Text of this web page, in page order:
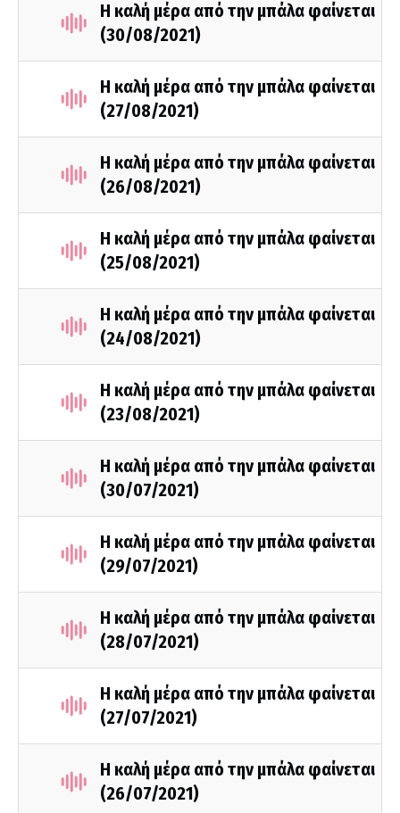
Η καλή μέρα από την μπάλα φαίνεται
(30/08/2021)
Η καλή μέρα από την μπάλα φαίνεται
(27/08/2021)
Η καλή μέρα από την μπάλα φαίνεται
(26/08/2021)
Η καλή μέρα από την μπάλα φαίνεται
(25/08/2021)
Η καλή μέρα από την μπάλα φαίνεται
(24/08/2021)
Η καλή μέρα από την μπάλα φαίνεται
(23/08/2021)
Η καλή μέρα από την μπάλα φαίνεται
(30/07/2021)
Η καλή μέρα από την μπάλα φαίνεται
(29/07/2021)
Η καλή μέρα από την μπάλα φαίνεται
(28/07/2021)
Η καλή μέρα από την μπάλα φαίνεται
(27/07/2021)
Η καλή μέρα από την μπάλα φαίνεται
(26/07/2021)